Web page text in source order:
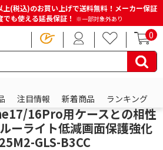
(税込)のお買い上げで送料無料！メーカー保証
も使える延長保証！ ※一部対象外あり
0
注目情報 新着商品 ランキング
スマホアクセサリー
16Pro用ケースとの相性
ーライト低減画面保護強化
GLS-B3CC